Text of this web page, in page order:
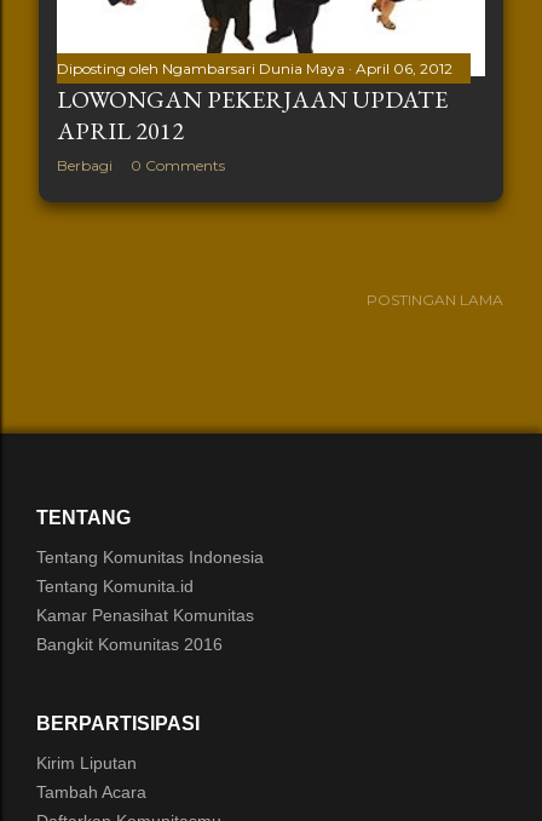
Diposting oleh Ngambarsari Dunia Maya April 06, 2012
LOWONGAN PEKERJAAN UPDATE
APRIL 2012
Berbagi 0 Comments
POSTINGAN LAMA
TENTANG
Tentang Komunitas Indonesia
Tentang Komunita.id
Kamar Penasihat Komunitas
Bangkit Komunitas 2016
BERPARTISIPASI
Kirim Liputan
Tambah Acara